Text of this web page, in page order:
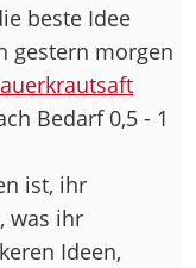
beste Idee
gestern morgen
Bedarf 0,5 - 1
ist, ihr
was ihr
Ideen,